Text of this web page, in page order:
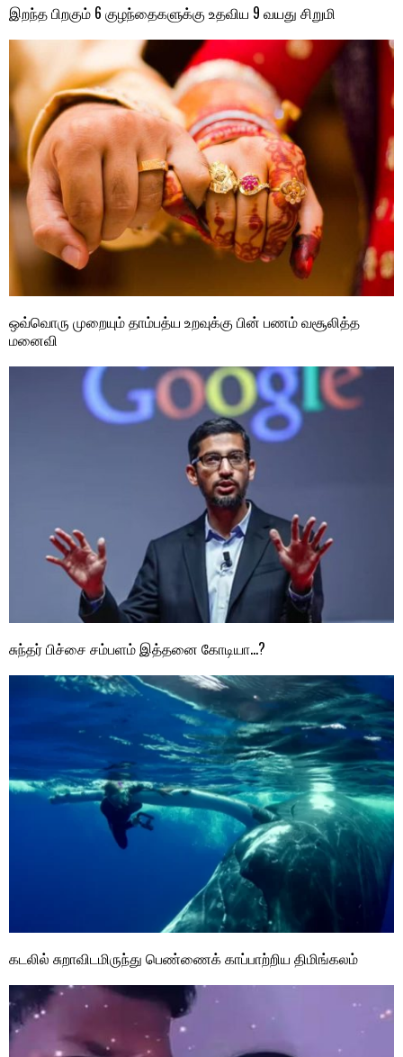
இறந்த பிறகும் 6 குழந்தைகளுக்கு உதவிய 9 வயது சிறுமி
ஒவ்வொரு முறையும் தாம்பத்ய உறவுக்கு பின் பணம் வசூலித்த
மனைவி
சுந்தர் பிச்சை சம்பளம் இத்தனை கோடியா…?
கடலில் சுறாவிடமிருந்து பெண்ணைக் காப்பாற்றிய திமிங்கலம்